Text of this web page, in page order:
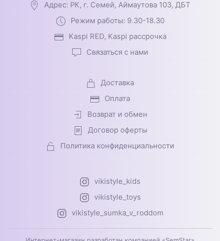
Адрес: РК, г. Семей, Аймаутова 103, ДБТ
Режим работы: 9.30-18.30
Kaspi RED, Kaspi рассрочка
Связаться с нами
Доставка
Оплата
Возврат и обмен
Договор оферты
Политика конфиденциальности
vikistyle_kids
vikistyle_toys
vikistyle_sumka_v_roddom